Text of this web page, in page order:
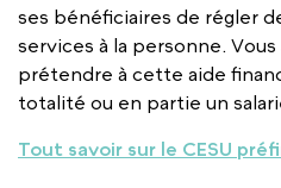
ses bénéficiaires de régler
services à la personne.
prétendre à cette aide
totalité ou en partie un
Tout savoir sur le CESU